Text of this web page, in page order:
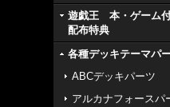
遊戯王 本・ゲーム付
配布特典
各種デッキテーマパ
ABCデッキパーツ
アルカナフォースパ